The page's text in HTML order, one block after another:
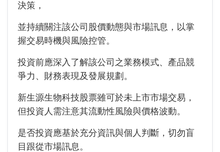
決策，
並持續關注該公司股價動態與市場訊息，以掌
握交易時機與風險控管。
投資前應深入了解該公司之業務模式、產品競
爭力、財務表現及發展規劃。
新生源生物科技股票雖可於未上市市場交易，
但投資人需注意其流動性風險與價格波動。
是否投資應基於充分資訊與個人判斷，切勿盲
目跟從市場訊息。